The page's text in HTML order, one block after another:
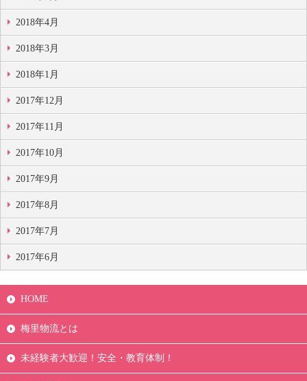
2018年4月
2018年3月
2018年1月
2017年12月
2017年11月
2017年10月
2017年9月
2017年8月
2017年7月
2017年6月
HOME
梅里物流とは
未経験者大歓迎！安全・教育体制！